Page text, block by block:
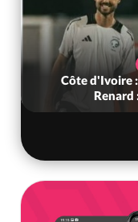
SPORT
Côte d'Ivoire : De
Renard : « Nous